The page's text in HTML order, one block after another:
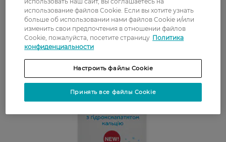
использование файлов Cookie. Если вы хотите узнать
больше об использовании нами файлов Cookie и/или
изменить свои предпочтения в отношении файлов
Cookie, пожалуйста, посетите страницу Политика
конфиденциальности
Настроить файлы Cookie
Принять все файлы Cookie